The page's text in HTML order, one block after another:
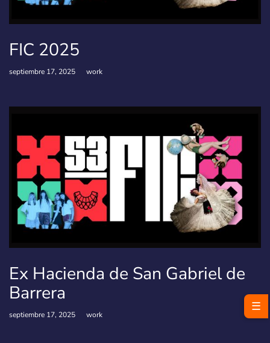
FIC 2025
septiembre 17, 2025 work
Ex Hacienda de San Gabriel de
Barrera
septiembre 17, 2025 work
☰